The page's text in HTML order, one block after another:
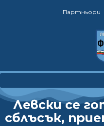
Партньори
Левски се
сблъсък,